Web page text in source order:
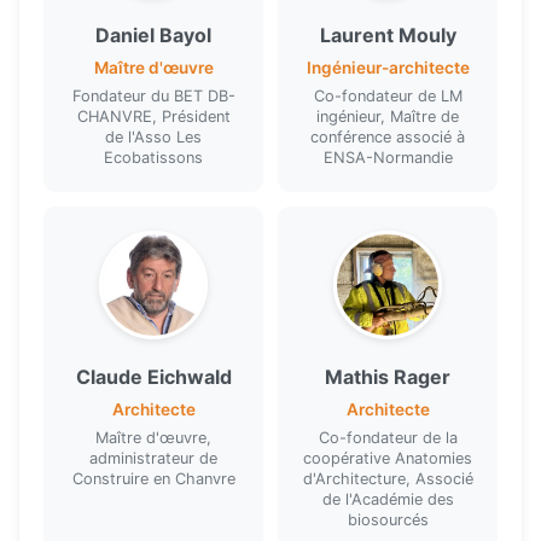
chanvre
Module 3 — Prescrire et superviser (1
bons arguments et des coûts maîtrisés
Non-adhérents
Pour qui ?
Artisans et maîtres d'œuvre ayant déjà suivi
une formation CenC, pour le renouvellement
d'attestation
Toute personne souhaitant comprendre les
nouvelles règles professionnelles pour
l'exécution d'ouvrages en béton de chanvre
Daniel Bayol
Maître d'œuvre
Fondateur du BET DB-
CHANVRE, Président
de l'Asso Les
Ecobatissons
Laurent Mouly
Ingénieur-architecte
Co-fondateur de LM
ingénieur, Maître de
conférence associé à
ENSA-Normandie
Claude Eichwald
Architecte
Maître d'œuvre,
administrateur de
Construire en Chanvre
Mathis Rager
Architecte
Co-fondateur de la
coopérative Anatomies
d'Architecture, Associé
de l'Académie des
biosourcés